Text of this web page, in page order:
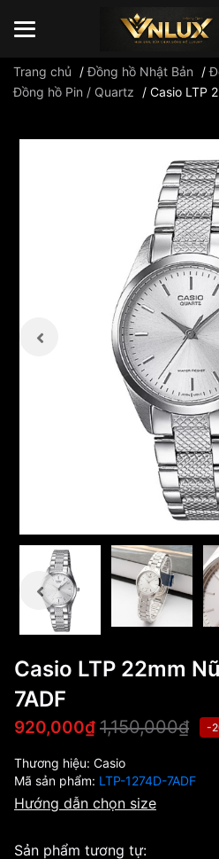
Trang chủ /Đồng hồ Nhật Bản /
Đồng hồ Pin / Quartz
/ Casio LTP
Casio LTP 22mm
7ADF
920,000₫ 1,150,000₫ -
Thương hiệu: Casio
Mã sản phẩm: LTP-1274D-7ADF
Hướng dẫn chọn size
Sản phẩm tương tự: